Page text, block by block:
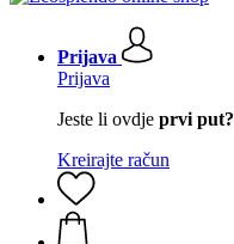
Prijava
Prijava
Jeste li ovdje prvi put?
Kreirajte račun